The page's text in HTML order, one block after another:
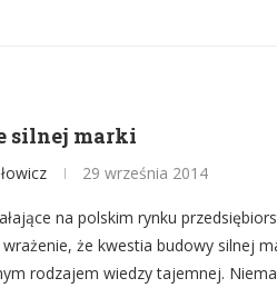
silnej marki
29 września 2014
na polskim rynku
że kwestia budowy silnej
rodzajem wiedzy tajemnej.